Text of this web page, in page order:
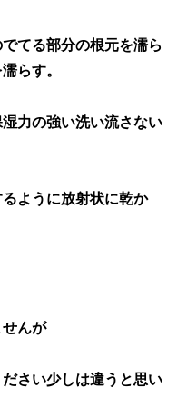
てる部分の根元を濡ら
らす。
力の強い洗い流さない
ように放射状に乾か
んが
さい少しは違うと思い